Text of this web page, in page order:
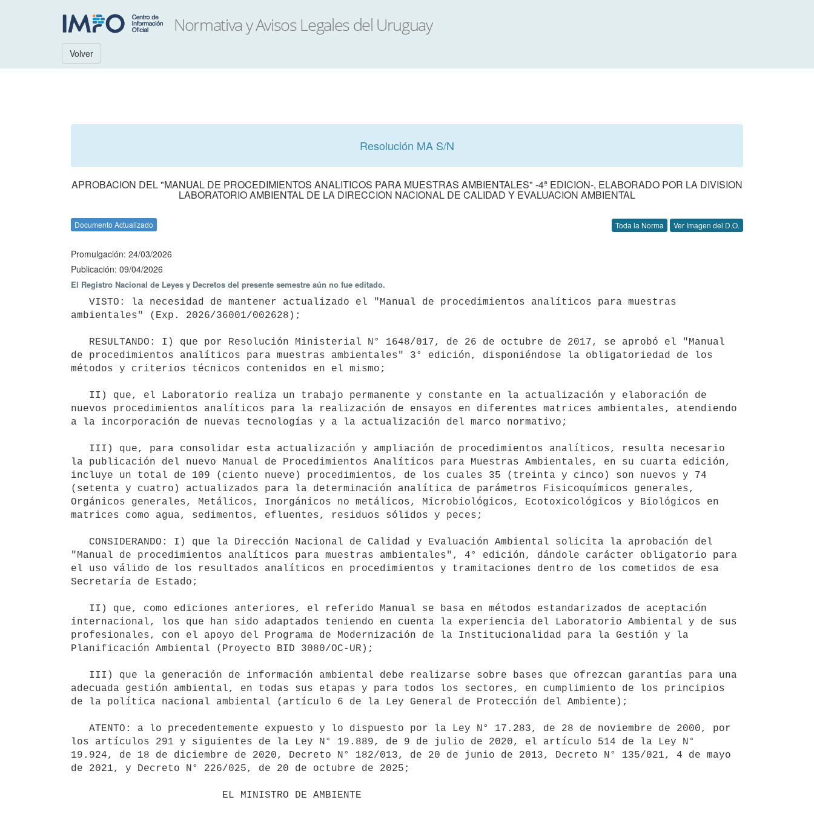
Volver
Resolución MA S/N
APROBACION DEL "MANUAL DE PROCEDIMIENTOS ANALITICOS PARA MUESTRAS AMBIENTALES" -4ª EDICION-, ELABORADO POR LA DIVISION
LABORATORIO AMBIENTAL DE LA DIRECCION NACIONAL DE CALIDAD Y EVALUACION AMBIENTAL
Documento Actualizado Toda la Norma Ver Imagen del D.O.
Promulgación: 24/03/2026
Publicación: 09/04/2026
El Registro Nacional de Leyes y Decretos del presente semestre aún no fue editado.
ambientales" (Exp. 2026/36001/002628);
de procedimientos analíticos para muestras ambientales" 3° edición, disponiéndose la obligatoriedad de los
métodos y criterios técnicos contenidos en el mismo;
nuevos procedimientos analíticos para la realización de ensayos en diferentes matrices ambientales, atendiendo
a la incorporación de nuevas tecnologías y a la actualización del marco normativo;
la publicación del nuevo Manual de Procedimientos Analíticos para Muestras Ambientales, en su cuarta edición,
incluye un total de 109 (ciento nueve) procedimientos, de los cuales 35 (treinta y cinco) son nuevos y 74
(setenta y cuatro) actualizados para la determinación analítica de parámetros Fisicoquímicos generales,
Orgánicos generales, Metálicos, Inorgánicos no metálicos, Microbiológicos, Ecotoxicológicos y Biológicos en
matrices como agua, sedimentos, efluentes, residuos sólidos y peces;
"Manual de procedimientos analíticos para muestras ambientales", 4° edición, dándole carácter obligatorio para
el uso válido de los resultados analíticos en procedimientos y tramitaciones dentro de los cometidos de esa
Secretaría de Estado;
internacional, los que han sido adaptados teniendo en cuenta la experiencia del Laboratorio Ambiental y de sus
profesionales, con el apoyo del Programa de Modernización de la Institucionalidad para la Gestión y la
Planificación Ambiental (Proyecto BID 3080/OC-UR);
adecuada gestión ambiental, en todas sus etapas y para todos los sectores, en cumplimiento de los principios
de la política nacional ambiental (artículo 6 de la Ley General de Protección del Ambiente);
los artículos 291 y siguientes de la Ley N° 19.889, de 9 de julio de 2020, el artículo 514 de la Ley N°
19.924, de 18 de diciembre de 2020, Decreto N° 182/013, de 20 de junio de 2013, Decreto N° 135/021, 4 de mayo
de 2021, y Decreto N° 226/025, de 20 de octubre de 2025;